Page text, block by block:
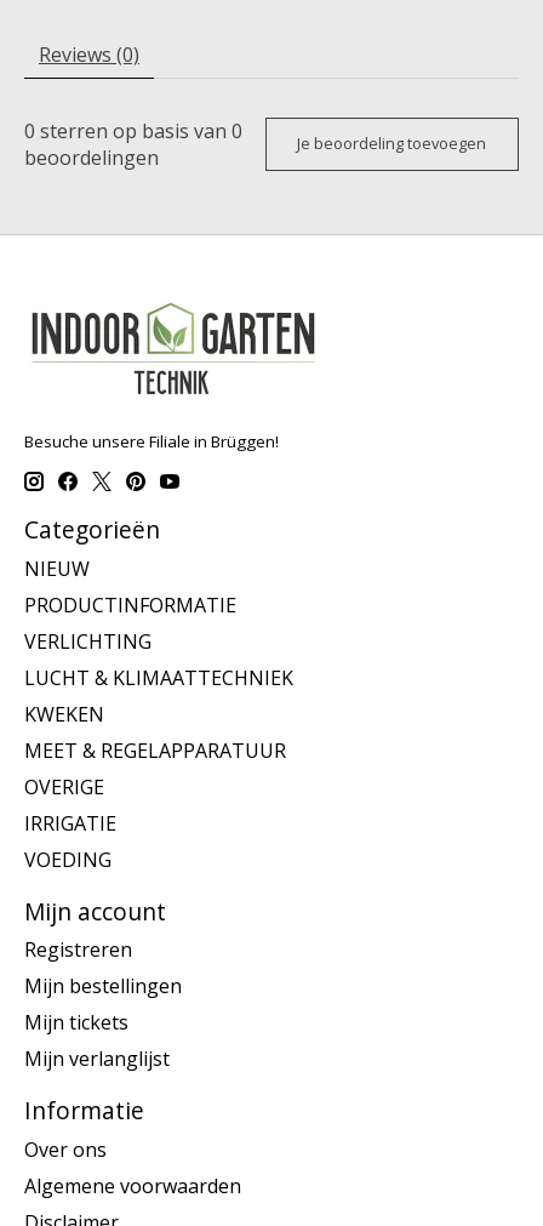
Reviews (0)
0 sterren op basis van 0
beoordelingen
Je beoordeling toevoegen
Besuche unsere Filiale in Brüggen!
Categorieën
NIEUW
PRODUCTINFORMATIE
VERLICHTING
LUCHT & KLIMAATTECHNIEK
KWEKEN
MEET & REGELAPPARATUUR
OVERIGE
IRRIGATIE
VOEDING
Mijn account
Registreren
Mijn bestellingen
Mijn tickets
Mijn verlanglijst
Informatie
Over ons
Algemene voorwaarden